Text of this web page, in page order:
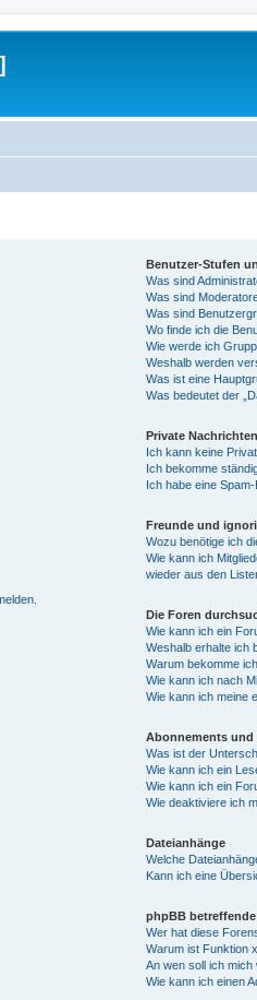
Benutzer-Stufen
Was sind
Was sind
Was sind
Wo finde ich die
Wie werde ich
Weshalb werden
Was ist eine
Was bedeutet der
Private Nachrichten
Ich kann keine
Ich bekomme
Ich habe eine
Freunde und
Wozu benötige ich
Wie kann ich
wieder aus den
Die Foren
Wie kann ich ein
Weshalb erhalte ich
Warum bekomme
Wie kann ich nach
Wie kann ich meine
Abonnements und
Was ist der
Wie kann ich ein
Wie kann ich ein
Wie deaktiviere ich
Dateianhänge
Welche
Kann ich eine
phpBB betreffende
Wer hat diese
Warum ist Funktion
An wen soll ich
Wie kann ich einen